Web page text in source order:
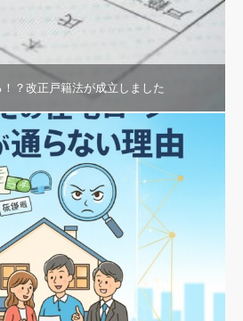
？改正戸籍法が成立しました